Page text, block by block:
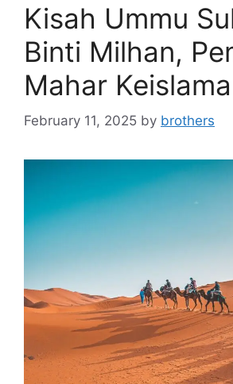
Kisah Ummu
Binti Milhan,
Mahar
February 11, 2025 by brothers